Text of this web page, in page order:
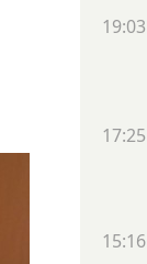
19:03
17:25
15:16